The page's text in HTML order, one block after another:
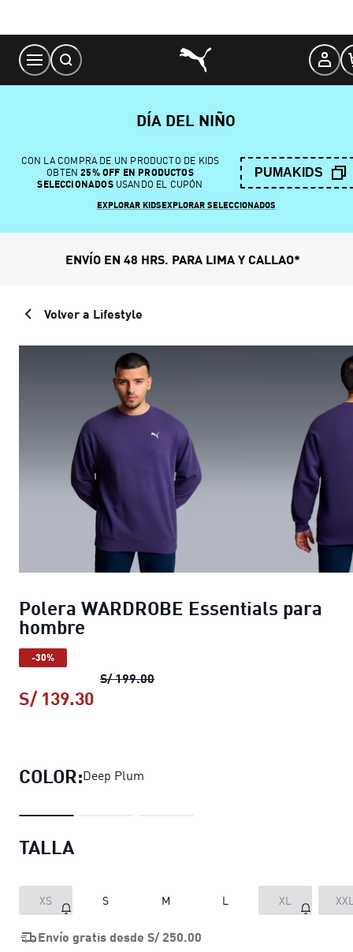
Content
DÍA DEL NIÑO
CON LA COMPRA DE UN PRODUCTO DE KIDS
OBTEN 25% OFF EN PRODUCTOS
SELECCIONADOSUSANDO EL CUPÓN
PUMAKIDS
EXPLORAR KIDSEXPLORAR SELECCIONADOS
ENVÍO EN 48 HRS. PARA LIMA Y CALLAO*
Volver a Lifestyle
Polera WARDROBE Essentials para
hombre
-30%
S/ 199.00Polera WARDROBE Essentials
S/ 139.30
COLOR:Deep Plum
TALLA
XS S M L XL
Envío gratis desde S/ 250.00